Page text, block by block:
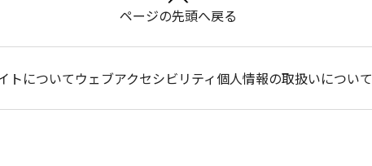
ページの先頭へ戻る
トについてウェブアクセシビリティ個人情報の取扱いについて